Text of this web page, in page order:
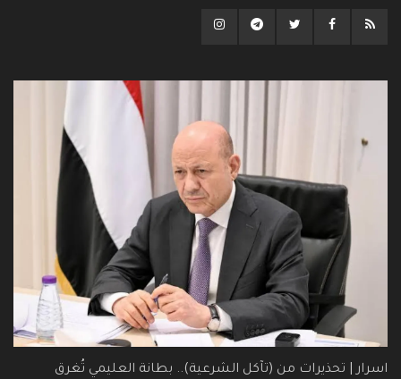
اسرار | تحذيرات من (تآكل الشرعية).. بطانة العليمي تُغرق